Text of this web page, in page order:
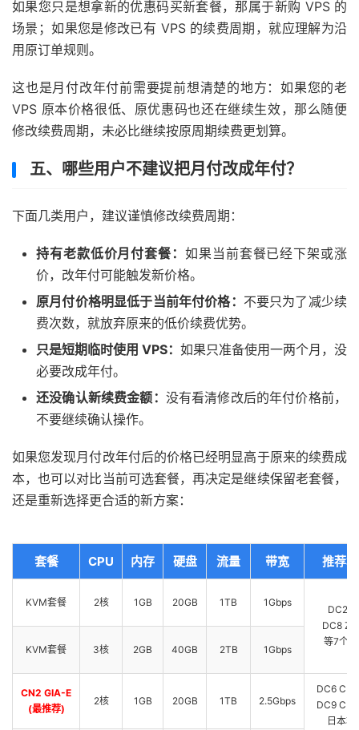
如果您只是想拿新的优惠码买新套餐，那属于新购 VPS 的
场景；如果您是修改已有 VPS 的续费周期，就应理解为沿
用原订单规则。
这也是月付改年付前需要提前想清楚的地方：如果您的老
VPS 原本价格很低、原优惠码也还在继续生效，那么随便
修改续费周期，未必比继续按原周期续费更划算。
五、哪些用户不建议把月付改成年付？
下面几类用户，建议谨慎修改续费周期：
持有老款低价月付套餐： 如果当前套餐已经下架或涨
价，改年付可能触发新价格。
原月付价格明显低于当前年付价格： 不要只为了减少续
费次数，就放弃原来的低价续费优势。
只是短期临时使用 VPS： 如果只准备使用一两个月，没
必要改成年付。
还没确认新续费金额： 没有看清修改后的年付价格前，
不要继续确认操作。
如果您发现月付改年付后的价格已经明显高于原来的续费成
本，也可以对比当前可选套餐，再决定是继续保留老套餐，
还是重新选择更合适的新方案：
套餐 CPU 内存 硬盘 流量 带宽 推荐
KVM套餐 2核 1GB 20GB 1TB 1Gbps
DC2
DC8
等7个
KVM套餐 3核 2GB 40GB 2TB 1Gbps
CN2 GIA-E
(最推荐)
2核 1GB 20GB 1TB 2.5Gbps
DC6
DC9
日本软